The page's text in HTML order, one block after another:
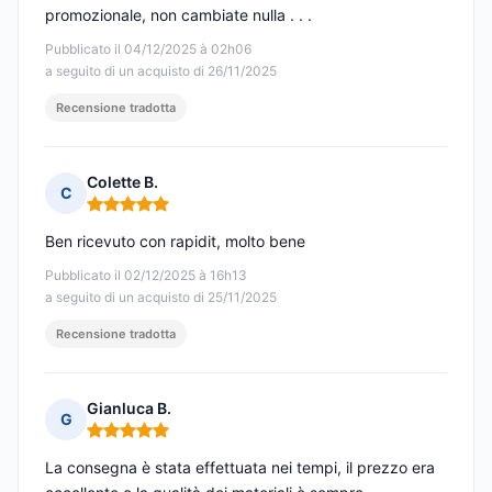
Pubblicato il 04/12/2025 à 02h06
a seguito di un acquisto di 26/11/2025
promozionale, non cambiate nulla . . .
Recensione tradotta
C
Colette B.
Nota: 5 su 5
Pubblicato il 02/12/2025 à 16h13
a seguito di un acquisto di 25/11/2025
Ben ricevuto con rapidit, molto bene
Recensione tradotta
G
Gianluca B.
Nota: 5 su 5
La consegna è stata effettuata nei tempi, il prezzo era